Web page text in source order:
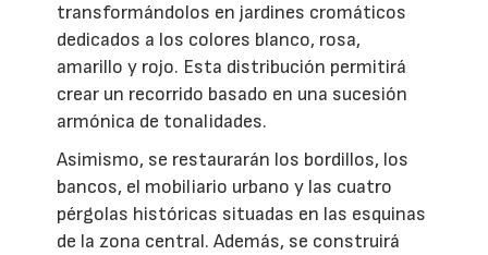
transformándolos en jardines cromáticos
dedicados a los colores blanco, rosa,
amarillo y rojo. Esta distribución permitirá
crear un recorrido basado en una sucesión
armónica de tonalidades.
Asimismo, se restaurarán los bordillos, los
bancos, el mobiliario urbano y las cuatro
pérgolas históricas situadas en las esquinas
de la zona central. Además, se construirá